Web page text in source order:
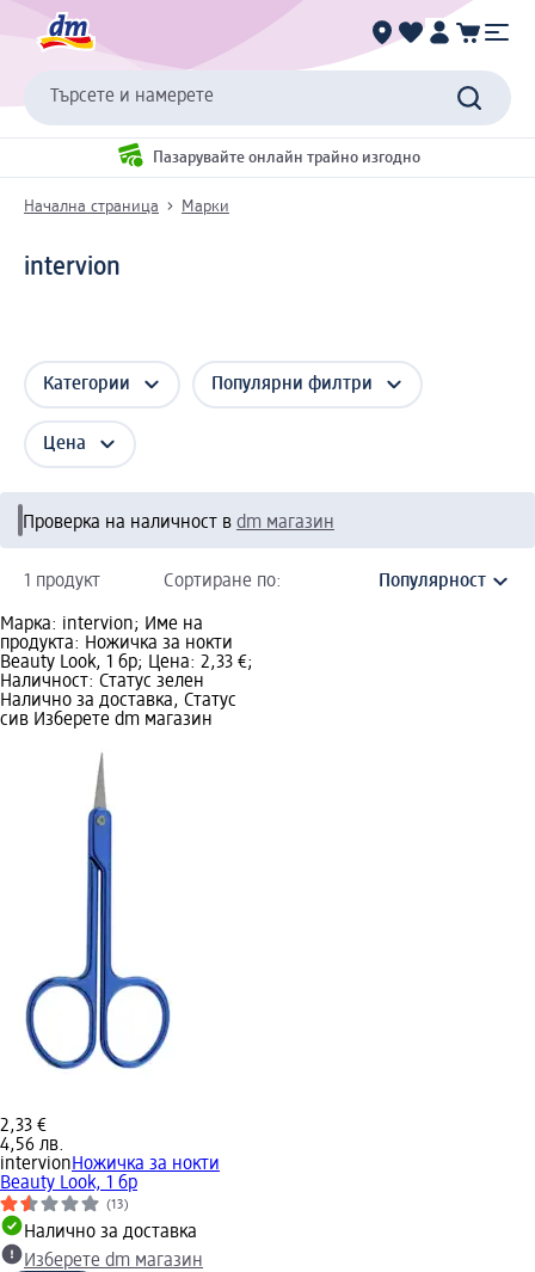
Търсете и намерете
Пазарувайте онлайн трайно изгодно
Начална страница Марки
intervion
Категории Популярни филтри
Цена
Проверка на наличност в dm магазин
1 продукт Сортиране по:
Марка: intervion; Име на
продукта: Ножичка за нокти
Beauty Look, 1 бр; Цена: 2,33 €;
Наличност: Статус зелен
Налично за доставка, Статус
сив Изберете dm магазин
2,33 €
4,56 лв.
intervionНожичка за нокти
Beauty Look, 1 бр
(13)
Налично за доставка
Изберете dm магазин